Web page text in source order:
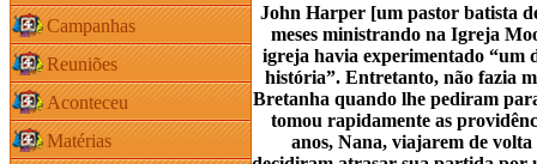
Campanhas
Reuniões
Aconteceu
Matérias
John Harper [um pastor batista
meses ministrando na Igreja
igreja havia experimentado “um
história”. Entretanto, não fazia
Bretanha quando lhe pediram
tomou rapidamente as
anos, Nana, viajarem de